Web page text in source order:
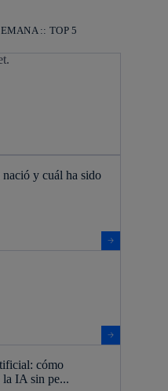
:: TOP 5
y cuál ha sido
cómo
la IA sin pe...